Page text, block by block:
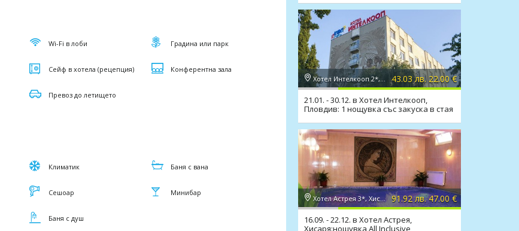
Wi-Fi в лоби Градина или парк
Сейф в хотела (рецепция) Конферентна зала
Превоз до летището
Климатик Баня с вана
Сешоар Минибар
Баня с душ
Хотел Интелкооп 2*, Пловдив 43.03 лв. 22.00 €
21.01. - 30.12. в Хотел Интелкооп,
Пловдив: 1 нощувка със закуска в стая
Хотел Астрея 3*, Хисаря 91.92 лв. 47.00 €
16.09. - 22.12. в Хотел Астрея,
Хисаря:нощувка,All Inclusive